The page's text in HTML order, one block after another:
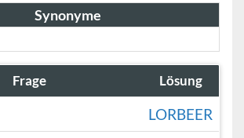
Synonyme
Frage Lösung
LORBEER